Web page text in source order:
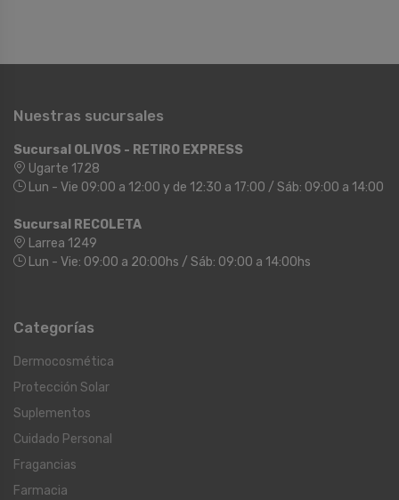
Nuestras sucursales
Sucursal OLIVOS - RETIRO EXPRESS
Ugarte 1728
Lun - Vie 09:00 a 12:00 y de 12:30 a 17:00 / Sáb: 09:00 a 14:00
Sucursal RECOLETA
Larrea 1249
Lun - Vie: 09:00 a 20:00hs / Sáb: 09:00 a 14:00hs
Categorías
Dermocosmética
Protección Solar
Suplementos
Cuidado Personal
Fragancias
Farmacia